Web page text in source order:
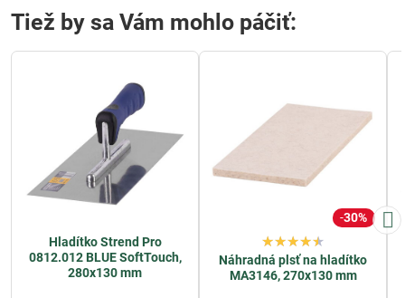
Tiež by sa Vám mohlo páčiť:
Hladítko Strend Pro
0812.012 BLUE SoftTouch,
280x130 mm
30%
Náhradná plsť na hladítko
MA3146, 270x130 mm